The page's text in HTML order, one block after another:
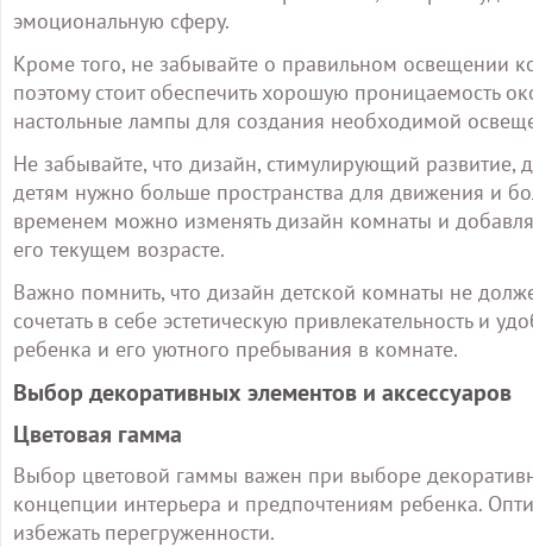
эмоциональную сферу.
Кроме того, не забывайте о правильном освещении
поэтому стоит обеспечить хорошую проницаемость
настольные лампы для создания необходимой
Не забывайте, что дизайн, стимулирующий
детям нужно больше пространства для движения и
временем можно изменять дизайн комнаты и
его текущем возрасте.
Важно помнить, что дизайн детской комнаты не
сочетать в себе эстетическую привлекательность и
ребенка и его уютного пребывания в комнате.
Выбор декоративных элементов и аксессуаров
Цветовая гамма
Выбор цветовой гаммы важен при выборе
концепции интерьера и предпочтениям ребенка.
избежать перегруженности.